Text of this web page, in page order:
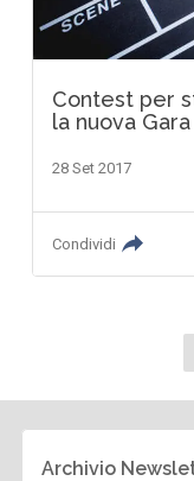
Contest per
la nuova
28 Set 2017
Condividi
Archivio